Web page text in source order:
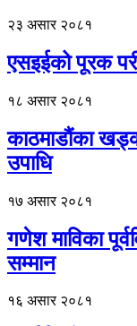
२३ असार २०८१
एसइईको पूरक
१८ असार २०८१
काठमाडौंका
उपाधि
१७ असार २०८१
गणेश माविका
सम्मान
१६ असार २०८१